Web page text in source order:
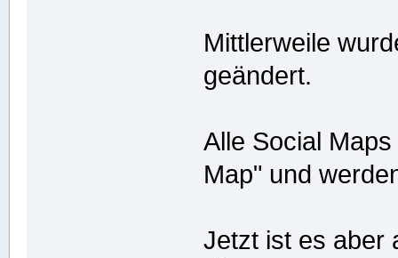
Mittlerweile
geändert.
Alle Social
Map" und
Jetzt ist es aber